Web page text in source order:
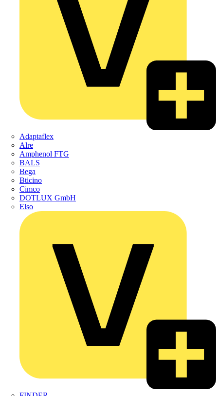
Adaptaflex
Alre
Amphenol FTG
BALS
Bega
Bticino
Cimco
DOTLUX GmbH
Elso